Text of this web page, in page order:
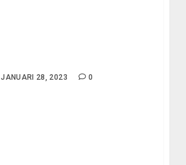
JANUARI 28, 2023 0